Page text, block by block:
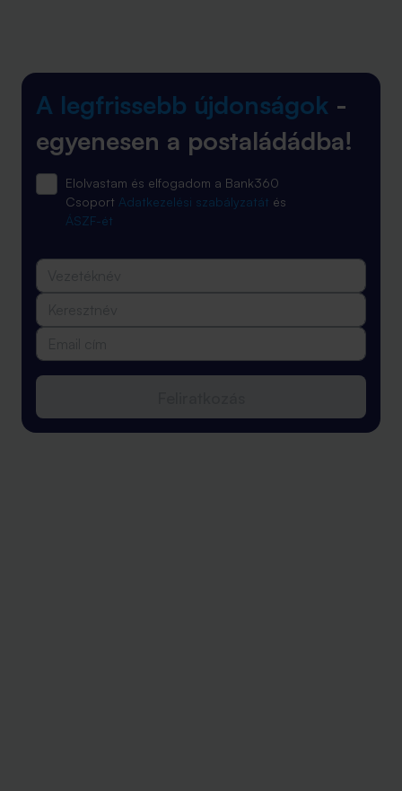
A legfrissebb újdonságok -
egyenesen a postaládádba!
Elolvastam és elfogadom a Bank360
Csoport Adatkezelési szabályzatát és
ÁSZF-ét